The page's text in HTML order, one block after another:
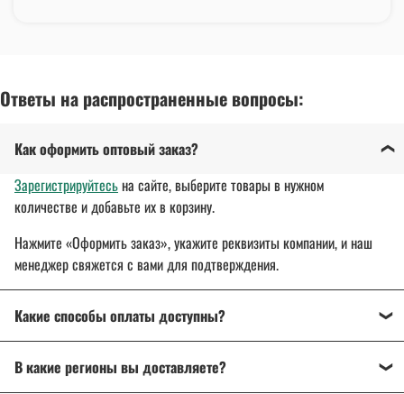
Ответы на распространенные вопросы:
Как оформить оптовый заказ?
Зарегистрируйтесьна сайте, выберите товары в нужном
количестве и добавьте их в корзину.
Нажмите «Оформить заказ», укажите реквизиты компании, и наш
менеджер свяжется с вами для подтверждения.
Какие способы оплаты доступны?
расчетный счет организации.
В какие регионы вы доставляете?